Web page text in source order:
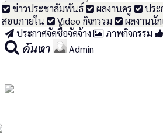
ข่าวประชาสัมพันธ์ ผลงานครู ประ
สอบภายใน
Video กิจกรรม ผลงานนั
ประกาศจัดซื้อจัดจ้าง
ภาพกิจกรรม
ค้นหา Admin